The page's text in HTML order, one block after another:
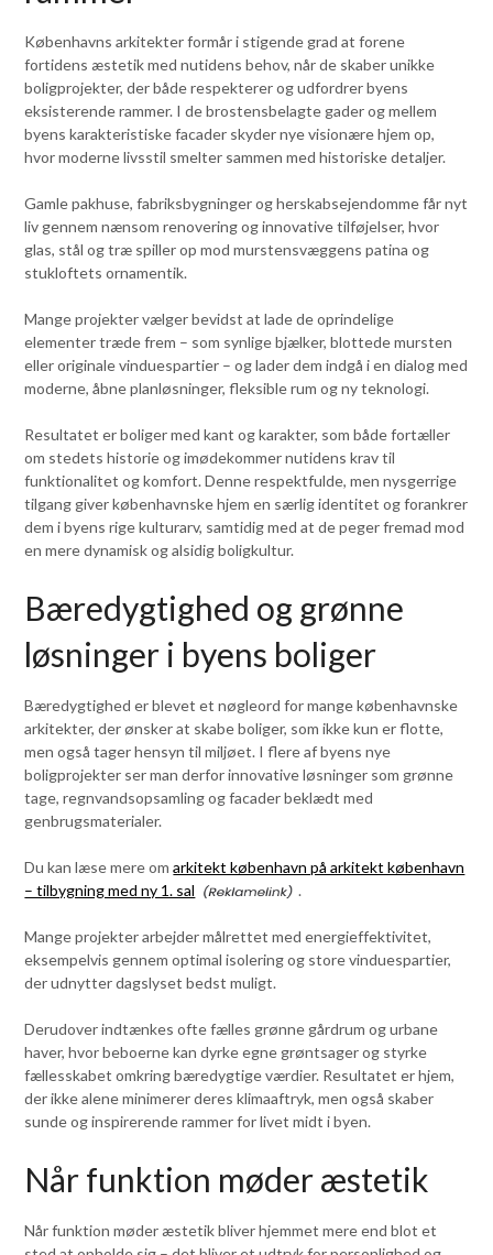
Københavns arkitekter formår i stigende grad at forene
fortidens æstetik med nutidens behov, når de skaber unikke
boligprojekter, der både respekterer og udfordrer byens
eksisterende rammer. I de brostensbelagte gader og mellem
byens karakteristiske facader skyder nye visionære hjem op,
hvor moderne livsstil smelter sammen med historiske detaljer.
Gamle pakhuse, fabriksbygninger og herskabsejendomme får nyt
liv gennem nænsom renovering og innovative tilføjelser, hvor
glas, stål og træ spiller op mod murstensvæggens patina og
stukloftets ornamentik.
Mange projekter vælger bevidst at lade de oprindelige
elementer træde frem – som synlige bjælker, blottede mursten
eller originale vinduespartier – og lader dem indgå i en dialog med
moderne, åbne planløsninger, fleksible rum og ny teknologi.
Resultatet er boliger med kant og karakter, som både fortæller
om stedets historie og imødekommer nutidens krav til
funktionalitet og komfort. Denne respektfulde, men nysgerrige
tilgang giver københavnske hjem en særlig identitet og forankrer
dem i byens rige kulturarv, samtidig med at de peger fremad mod
en mere dynamisk og alsidig boligkultur.
Bæredygtighed og grønne
løsninger i byens boliger
Bæredygtighed er blevet et nøgleord for mange københavnske
arkitekter, der ønsker at skabe boliger, som ikke kun er flotte,
men også tager hensyn til miljøet. I flere af byens nye
boligprojekter ser man derfor innovative løsninger som grønne
tage, regnvandsopsamling og facader beklædt med
genbrugsmaterialer.
Du kan læse mere omarkitekt københavn på arkitekt københavn
– tilbygning med ny 1. sal
.
Mange projekter arbejder målrettet med energieffektivitet,
eksempelvis gennem optimal isolering og store vinduespartier,
der udnytter dagslyset bedst muligt.
Derudover indtænkes ofte fælles grønne gårdrum og urbane
haver, hvor beboerne kan dyrke egne grøntsager og styrke
fællesskabet omkring bæredygtige værdier. Resultatet er hjem,
der ikke alene minimerer deres klimaaftryk, men også skaber
sunde og inspirerende rammer for livet midt i byen.
Når funktion møder æstetik
Når funktion møder æstetik bliver hjemmet mere end blot et